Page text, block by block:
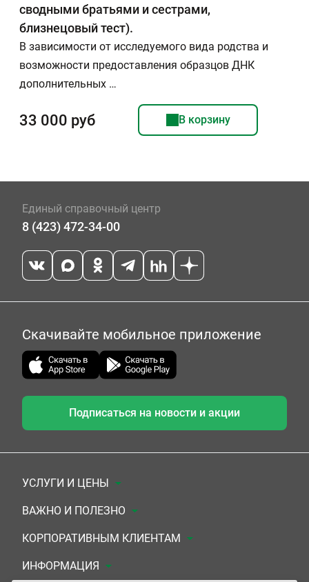
сводными братьями и сестрами,
близнецовый тест).
В зависимости от исследуемого вида родства и
возможности предоставления образцов ДНК
дополнительных …
33 000 руб В корзину
Единый справочный центр
8 (423) 472-34-00
Скачивайте мобильное приложение
Подписаться на новости и акции
УСЛУГИ И ЦЕНЫ
Анализы
Комплексы
УЗИ
ВАЖНО И ПОЛЕЗНО
Документы для заключения договора
Система скидок
КОРПОРАТИВНЫМ КЛИЕНТАМ
Медицинским организациям
ИНФОРМАЦИЯ